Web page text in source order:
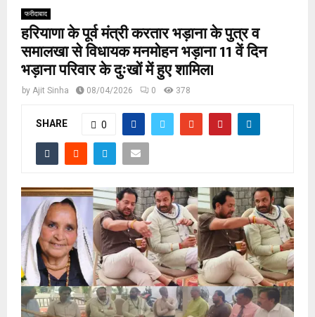
फरीदाबाद
हरियाणा के पूर्व मंत्री करतार भड़ाना के पुत्र व
समालखा से विधायक मनमोहन भड़ाना 11 वें दिन
भड़ाना परिवार के दुःखों में हुए शामिल।
by Ajit Sinha 08/04/2026 0 378
SHARE 0